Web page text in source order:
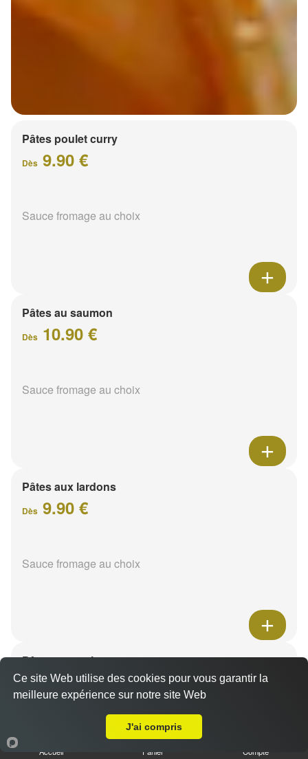
Pâtes poulet curry
Dès 9.90 €
Sauce fromage au choix
Pâtes au saumon
Dès 10.90 €
Sauce fromage au choix
Pâtes aux lardons
Dès 9.90 €
Sauce fromage au choix
Pâtes au poulet
Dès9.90 €
Sauce fromage au choix
Accueil Panier Compte
Ce site Web utilise des cookies pour vous garantir la
meilleure expérience sur notre site Web
J'ai compris